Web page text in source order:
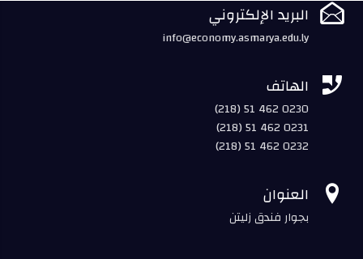
 البريد الإلكتروني
info@economy.asmarya.edu.ly
 الهاتف
(218) 51 462 0230
(218) 51 462 0231
(218) 51 462 0232
 العنوان
بجوار فندق زليتن